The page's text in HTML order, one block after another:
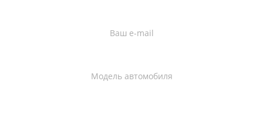
Ваш e-mail
Модель автомобиля